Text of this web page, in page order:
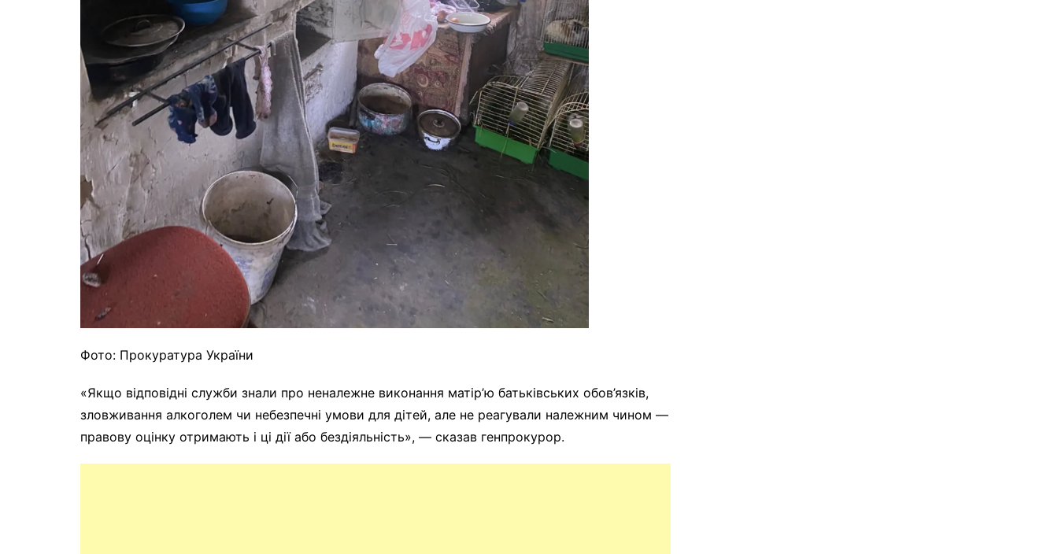
Фото: Прокуратура України
«Якщо відповідні служби знали про неналежне виконання матір’ю батьківських обов’язків,
зловживання алкоголем чи небезпечні умови для дітей, але не реагували належним чином —
правову оцінку отримають і ці дії або бездіяльність», — сказав генпрокурор.